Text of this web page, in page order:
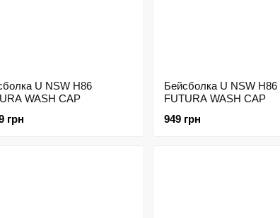
U NSW H86
WASH CAP
грн
Бейсболка U NSW H86
FUTURA WASH CAP
949 грн